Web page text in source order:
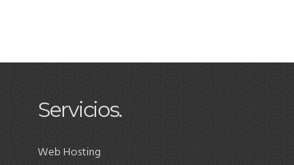
Servicios.
Web Hosting